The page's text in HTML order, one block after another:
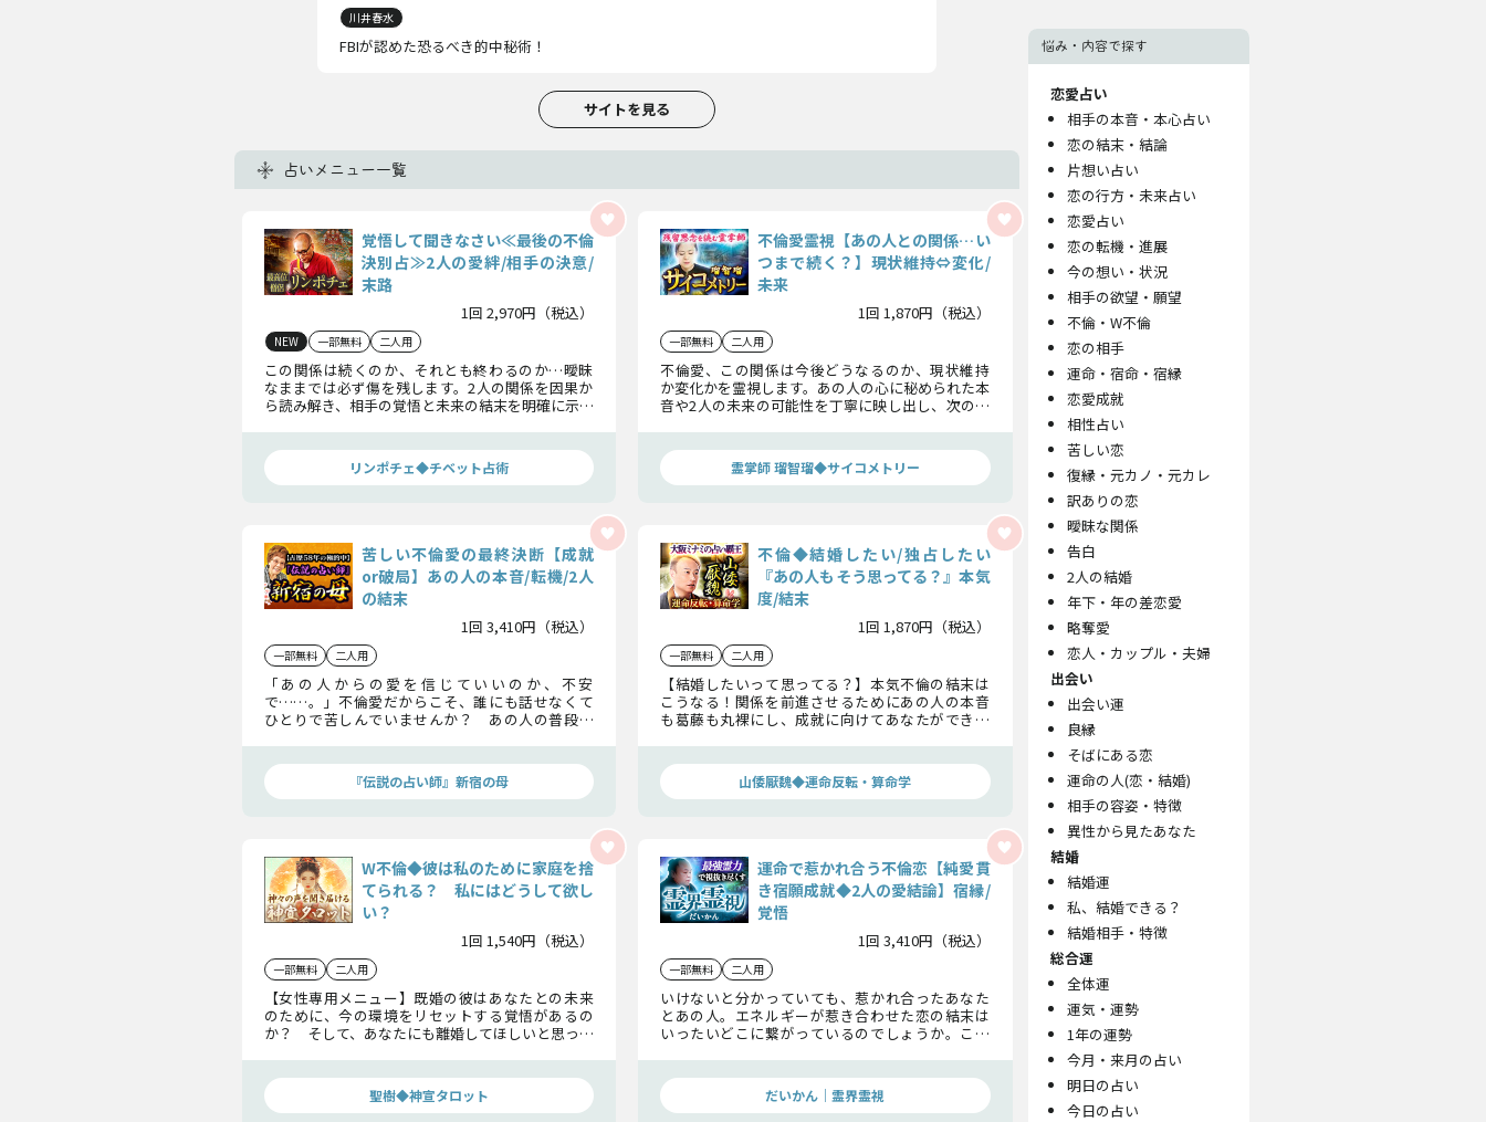
川井春水
FBIが認めた恐るべき的中秘術！
サイトを見る
占いメニュー一覧
覚悟して聞きなさい≪最後の不倫
決別占≫2人の愛絆/相手の決意/
末路
1回 2,970円（税込）
NEW 一部無料 二人用
この関係は続くのか、それとも終わるのか…曖昧
なままでは必ず傷を残します。2人の関係を因果か
ら読み解き、相手の覚悟と未来の結末を明確に示し
リンポチェ◆チベット占術
不倫愛霊視【あの人との関係…い
つまで続く？】現状維持⇔変化/
未来
1回 1,870円（税込）
一部無料 二人用
不倫愛、この関係は今後どうなるのか、現状維持
か変化かを霊視します。あの人の心に秘められた本
音や2人の未来の可能性を丁寧に映し出し、次の行
霊掌師 瑠智瑠◆サイコメトリー
苦しい不倫愛の最終決断【成就
or破局】あの人の本音/転機/2人
の結末
1回 3,410円（税込）
一部無料 二人用
「あの人からの愛を信じていいのか、不安
で……。」不倫愛だからこそ、誰にも話せなくて
ひとりで苦しんでいませんか？ あの人の普段は
『伝説の占い師』新宿の母
不倫◆結婚したい/独占したい
『あの人もそう思ってる？』本気
度/結末
1回 1,870円（税込）
一部無料 二人用
【結婚したいって思ってる？】本気不倫の結末は
こうなる！関係を前進させるためにあの人の本音
も葛藤も丸裸にし、成就に向けてあなたができる
山倭厭魏◆運命反転・算命学
W不倫◆彼は私のために家庭を捨
てられる？ 私にはどうして欲し
い？
1回 1,540円（税込）
一部無料 二人用
【女性専用メニュー】既婚の彼はあなたとの未来
のために、今の環境をリセットする覚悟があるの
か？ そして、あなたにも離婚してほしいと思って
聖樹◆神宣タロット
運命で惹かれ合う不倫恋【純愛貫
き宿願成就◆2人の愛結論】宿縁/
覚悟
1回 3,410円（税込）
一部無料 二人用
いけないと分かっていても、惹かれ合ったあなた
とあの人。エネルギーが惹き合わせた恋の結末は
いったいどこに繋がっているのでしょうか。この
だいかん｜霊界霊視
悩み・内容で探す
恋愛占い
相手の本音・本心占い
恋の結末・結論
片想い占い
恋の行方・未来占い
恋愛占い
恋の転機・進展
今の想い・状況
相手の欲望・願望
不倫・W不倫
恋の相手
運命・宿命・宿縁
恋愛成就
相性占い
苦しい恋
復縁・元カノ・元カレ
訳ありの恋
曖昧な関係
告白
2人の結婚
年下・年の差恋愛
略奪愛
恋人・カップル・夫婦
出会い
出会い運
良縁
そばにある恋
運命の人(恋・結婚)
相手の容姿・特徴
異性から見たあなた
結婚
結婚運
私、結婚できる？
結婚相手・特徴
総合運
全体運
運気・運勢
1年の運勢
今月・来月の占い
明日の占い
今日の占い